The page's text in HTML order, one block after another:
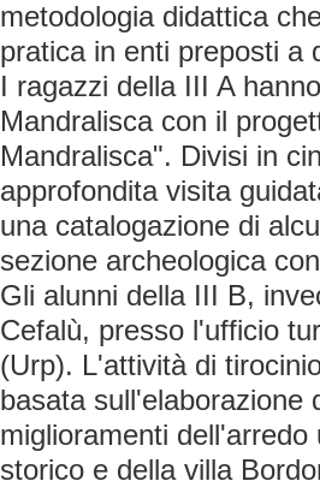
metodologia didattica
pratica in enti preposti a
I ragazzi della III A
Mandralisca con il
Mandralisca". Divisi in
approfondita visita
una catalogazione di
sezione archeologica
Gli alunni della III B,
Cefalù, presso l'ufficio
(Urp). L'attività di
basata sull'elaborazione
miglioramenti
storico e della villa